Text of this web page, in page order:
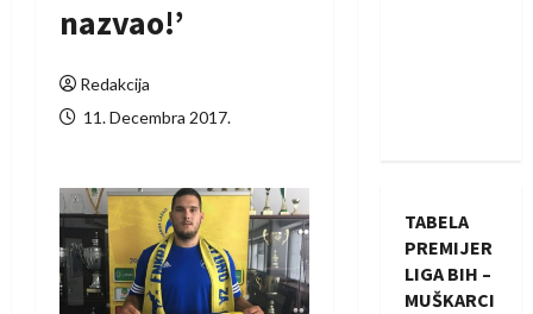
nazvao!’
Redakcija
11. Decembra 2017.
TABELA
PREMIJER
LIGA BIH –
MUŠKARCI